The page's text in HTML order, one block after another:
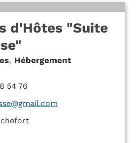
d'Hôtes "Suite
, Hébergement
54 76